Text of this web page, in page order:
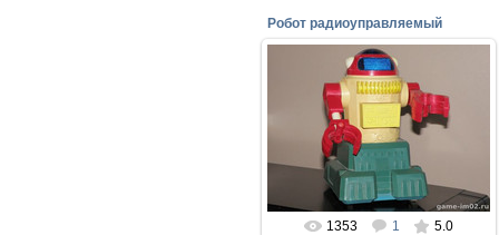
Робот радиоуправляемый
27.01.2017
Мой самый любимый робот 1990г.
Завод механических изделий
perepelin
1353 1 5.0